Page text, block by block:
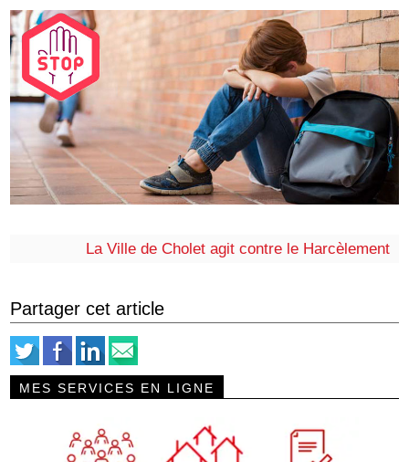
La Ville de Cholet agit contre le Harcèlement
Partager cet article
MES SERVICES EN LIGNE